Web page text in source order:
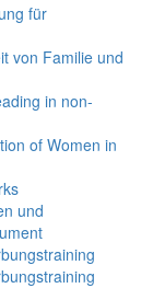
für
von Familie und
in non-
of Women in
und